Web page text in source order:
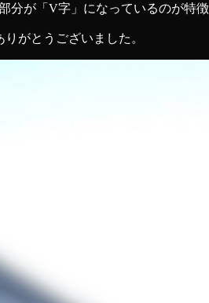
分が「V字」になっているのが特徴
がとうございました。